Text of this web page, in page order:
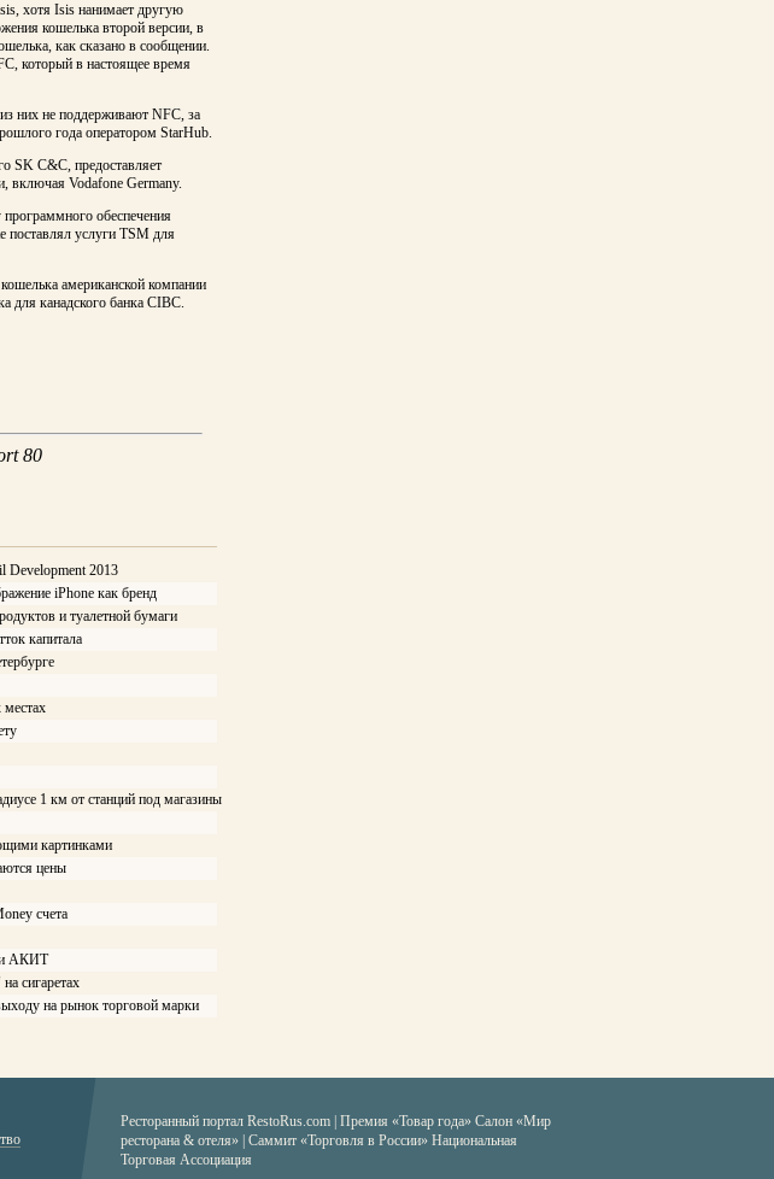
хотя Isis нанимает другую
кошелька второй версии, в
как сказано в сообщении.
который в настоящее время
них не поддерживают NFC, за
года оператором StarHub.
SK C&C, предоставляет
включая Vodafone Germany.
обеспечения
поставлял услуги TSM для
американской компании
для канадского банка CIBC.
Development 2013
iPhone как бренд
и туалетной бумаги
капитала
местах
1 км от станций под магазины
картинками
цены
счета
и АКИТ
сигаретах
на рынок торговой марки
Ресторанный портал RestoRus.com Премия «Товар года» Салон «Мир
ресторана & отеля» | Саммит «Торговля в России» Национальная
Торговая Ассоциация